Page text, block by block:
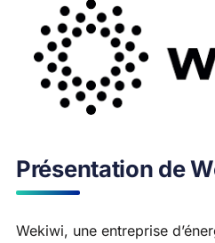
Présentation de
Wekiwi, une entreprise